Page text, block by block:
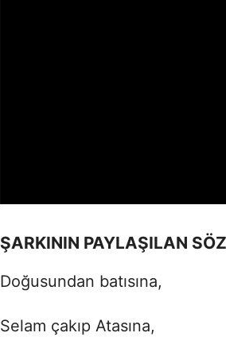
ŞARKININ PAYLAŞILAN
Doğusundan batısına,
Selam çakıp Atasına,